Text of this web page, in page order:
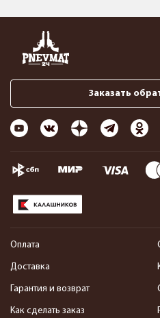
Заказать
Оплата
Доставка
Гарантия и возврат
Как сделать заказ